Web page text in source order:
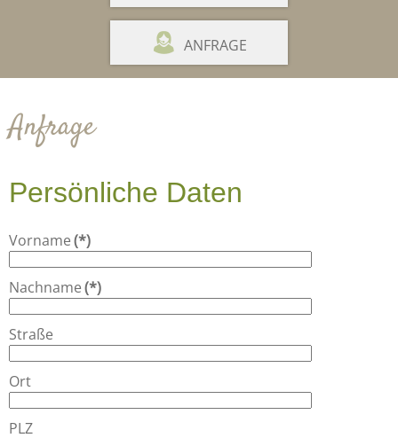
ANFRAGE
Anfrage
Persönliche Daten
Vorname(*)
Nachname(*)
Straße
Ort
PLZ